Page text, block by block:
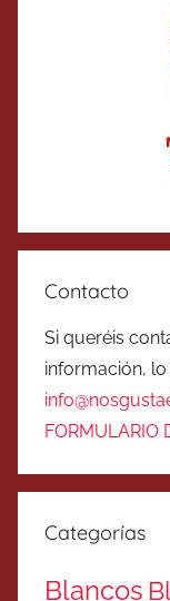
Contacto
Si queréis
información,
FORMULARIO
Categorías
Blancos